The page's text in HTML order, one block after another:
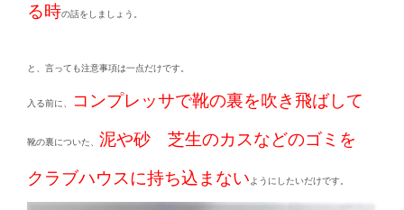
る時の話をしましょう。
と、言っても注意事項は一点だけです。
入る前に、 コンプレッサで靴の裏を吹き飛ばして
靴の裏についた、 泥や砂 芝生のカスなどのゴミを
クラブハウスに持ち込まない ようにしたいだけです。